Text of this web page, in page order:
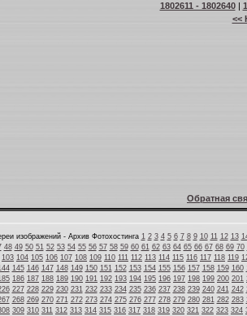
1802611 - 1802640|
<<
Обратная
изображений - Архив Фотохостинга 1 2 3 4 5 6 7 8 9 10 11 12 13
48 49 50 51 52 53 54 55 56 57 58 59 60 61 62 63 64 65 66 67 68 69 70
103 104 105 106 107 108 109 110 111 112 113 114 115 116 117 118 119
145 146 147 148 149 150 151 152 153 154 155 156 157 158 159 160
186 187 188 189 190 191 192 193 194 195 196 197 198 199 200 201
227 228 229 230 231 232 233 234 235 236 237 238 239 240 241 242
268 269 270 271 272 273 274 275 276 277 278 279 280 281 282 283
309 310 311 312 313 314 315 316 317 318 319 320 321 322 323 324